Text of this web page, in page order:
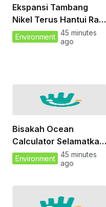
Ekspansi Tambang
Nikel Terus Hantui Raja
Ampat
Environment
45 minutes
ago
Bisakah Ocean
Calculator Selamatkan
Pesisir Indonesia?
Environment
45 minutes
ago